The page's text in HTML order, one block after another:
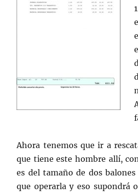
Ahora tenemos que ir a
que tiene este hombre allí,
es del tamaño de dos
que operarla y eso supondrá